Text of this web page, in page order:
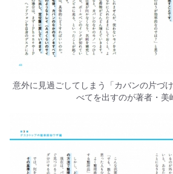
意外に見過ごしてしまう「カバンの片づ
べてを出すのが著者・美